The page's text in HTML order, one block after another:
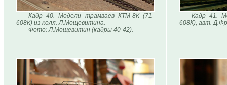
Кадр 40. Модели трамваев КТМ-8К (71-
608К) из колл. Л.Мощевитина.
Фото: Л.Мощевитин (кадры 40-42).
Кадр 41.
608К), авт.